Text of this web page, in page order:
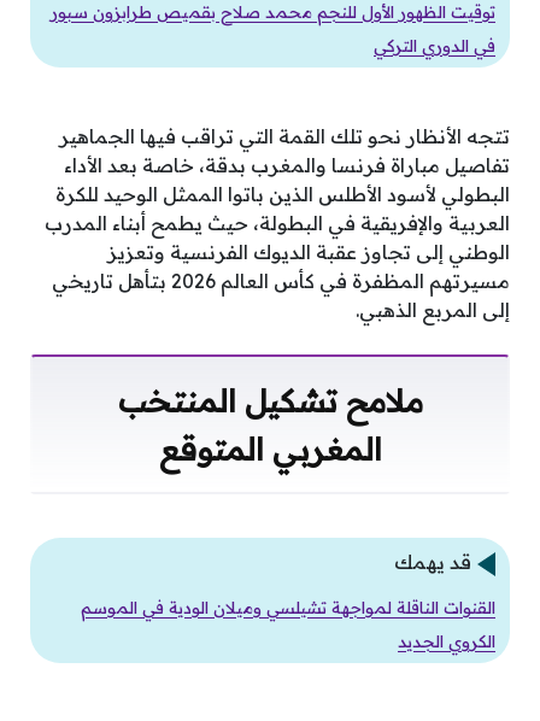
توقيت الظهور الأول للنجم محمد صلاح بقميص طرابزون سبور
في الدوري التركي
تتجه الأنظار نحو تلك القمة التي تراقب فيها الجماهير
تفاصيل مباراة فرنسا والمغرب بدقة، خاصة بعد الأداء
البطولي لأسود الأطلس الذين باتوا الممثل الوحيد للكرة
العربية والإفريقية في البطولة، حيث يطمح أبناء المدرب
الوطني إلى تجاوز عقبة الديوك الفرنسية وتعزيز
مسيرتهم المظفرة في كأس العالم 2026 بتأهل تاريخي
إلى المربع الذهبي.
ملامح تشكيل المنتخب
المغربي المتوقع
قد يهمك
القنوات الناقلة لمواجهة تشيلسي وميلان الودية في الموسم
الكروي الجديد